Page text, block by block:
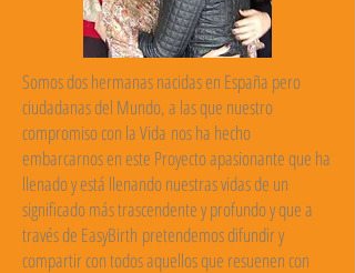
Somos dos hermanas nacidas en España pero
ciudadanas del Mundo, a las que nuestro
compromiso con la Vida nos ha hecho
embarcarnos en este Proyecto apasionante que ha
llenado y está llenando nuestras vidas de un
significado más trascendente y profundo y que a
través de EasyBirth pretendemos difundir y
compartir con todos aquellos que resuenen con